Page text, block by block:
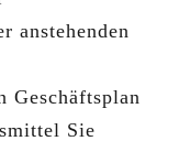
anstehenden
Geschäftsplan
Sie